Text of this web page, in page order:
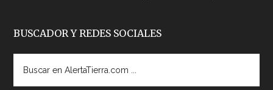
BUSCADOR Y REDES SOCIALES
AlertaTierra.com